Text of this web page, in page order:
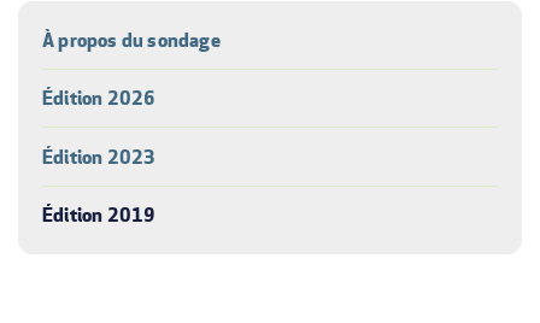
À propos du sondage
Édition 2026
Édition 2023
Édition 2019